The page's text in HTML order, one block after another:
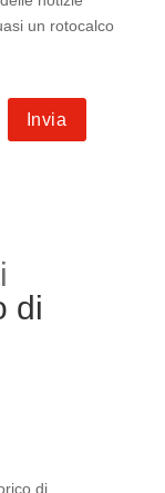
un rotocalco
di
di